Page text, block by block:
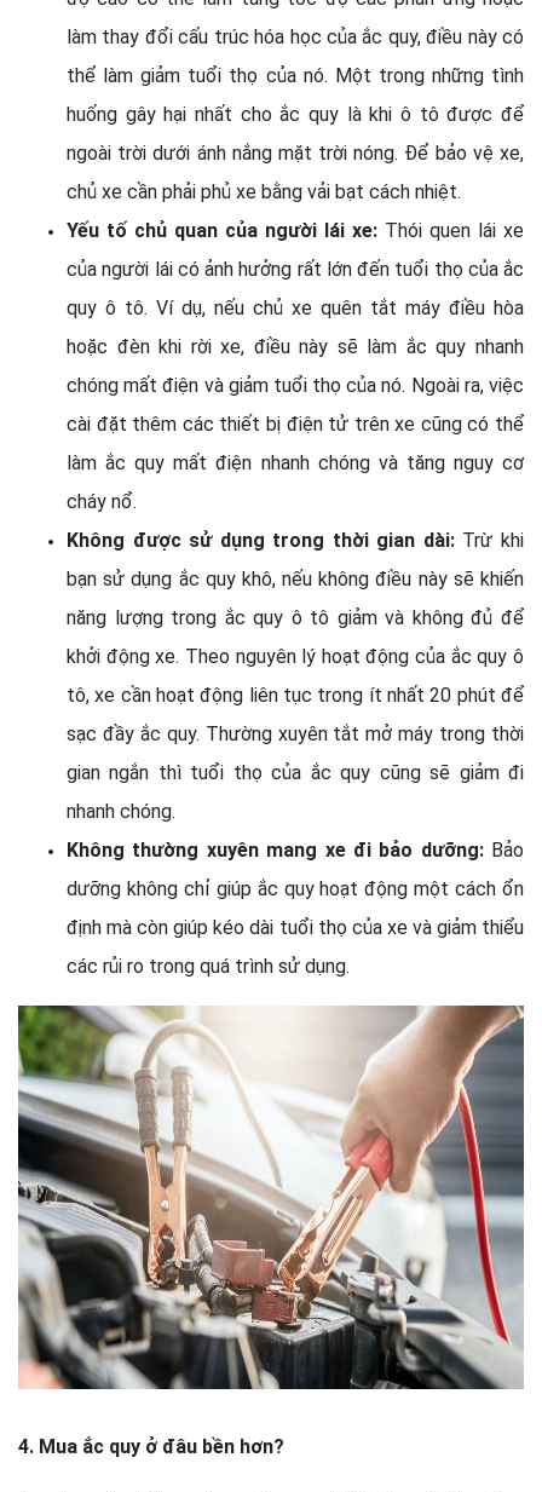
làm thay đổi cấu trúc hóa học của ắc quy, điều này có
thể làm giảm tuổi thọ của nó. Một trong những tình
huống gây hại nhất cho ắc quy là khi ô tô được để
ngoài trời dưới ánh nắng mặt trời nóng. Để bảo vệ xe,
chủ xe cần phải phủ xe bằng vải bạt cách nhiệt.
Yếu tố chủ quan của người lái xe: Thói quen lái xe
của người lái có ảnh hưởng rất lớn đến tuổi thọ của ắc
quy ô tô. Ví dụ, nếu chủ xe quên tắt máy điều hòa
hoặc đèn khi rời xe, điều này sẽ làm ắc quy nhanh
chóng mất điện và giảm tuổi thọ của nó. Ngoài ra, việc
cài đặt thêm các thiết bị điện tử trên xe cũng có thể
làm ắc quy mất điện nhanh chóng và tăng nguy cơ
cháy nổ.
Không được sử dụng trong thời gian dài:Trừ khi
bạn sử dụng ắc quy khô, nếu không điều này sẽ khiến
năng lượng trong ắc quy ô tô giảm và không đủ để
khởi động xe. Theo nguyên lý hoạt động của ắc quy ô
tô, xe cần hoạt động liên tục trong ít nhất 20 phút để
sạc đầy ắc quy. Thường xuyên tắt mở máy trong thời
gian ngắn thì tuổi thọ của ắc quy cũng sẽ giảm đi
nhanh chóng.
Không thường xuyên mang xe đi bảo dưỡng:Bảo
dưỡng không chỉ giúp ắc quy hoạt động một cách ổn
định mà còn giúp kéo dài tuổi thọ của xe và giảm thiểu
các rủi ro trong quá trình sử dụng.
4. Mua ắc quy ở đâu bền hơn?